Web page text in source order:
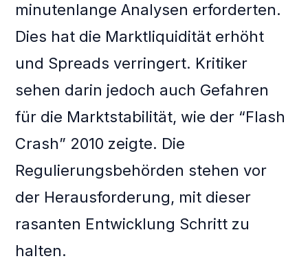
minutenlange Analysen erforderten.
Dies hat die Marktliquidität erhöht
und Spreads verringert. Kritiker
sehen darin jedoch auch Gefahren
für die Marktstabilität, wie der “Flash
Crash” 2010 zeigte. Die
Regulierungsbehörden stehen vor
der Herausforderung, mit dieser
rasanten Entwicklung Schritt zu
halten.